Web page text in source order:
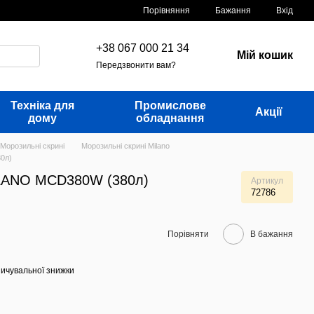
Порівняння Бажання Вхід
+38 067 000 21 34
Передзвонити вам?
Мій кошик
Техніка для
дому
Промислове
обладнання
Акції
Морозильні скрині
Морозильні скрині Milano
MCD380W (380л) Артикул
72786
Порівняти В бажання
знижки